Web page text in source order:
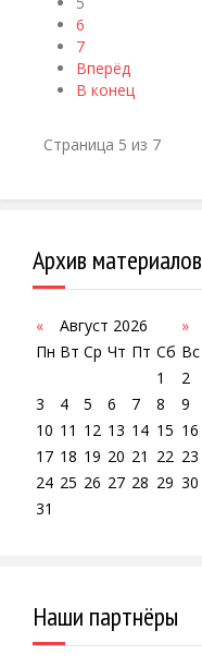
6
7
Вперёд
В конец
Страница 5 из 7
Архив материалов
« Август 2026
»
Пн Вт Ср Чт Пт Сб Вс
1
2
3
4 5 6 7 8
9
10 11 12 13 14 15 16
17 18 19 20 21 22 23
24 25 26 27 28 29 30
31
Наши партнёры